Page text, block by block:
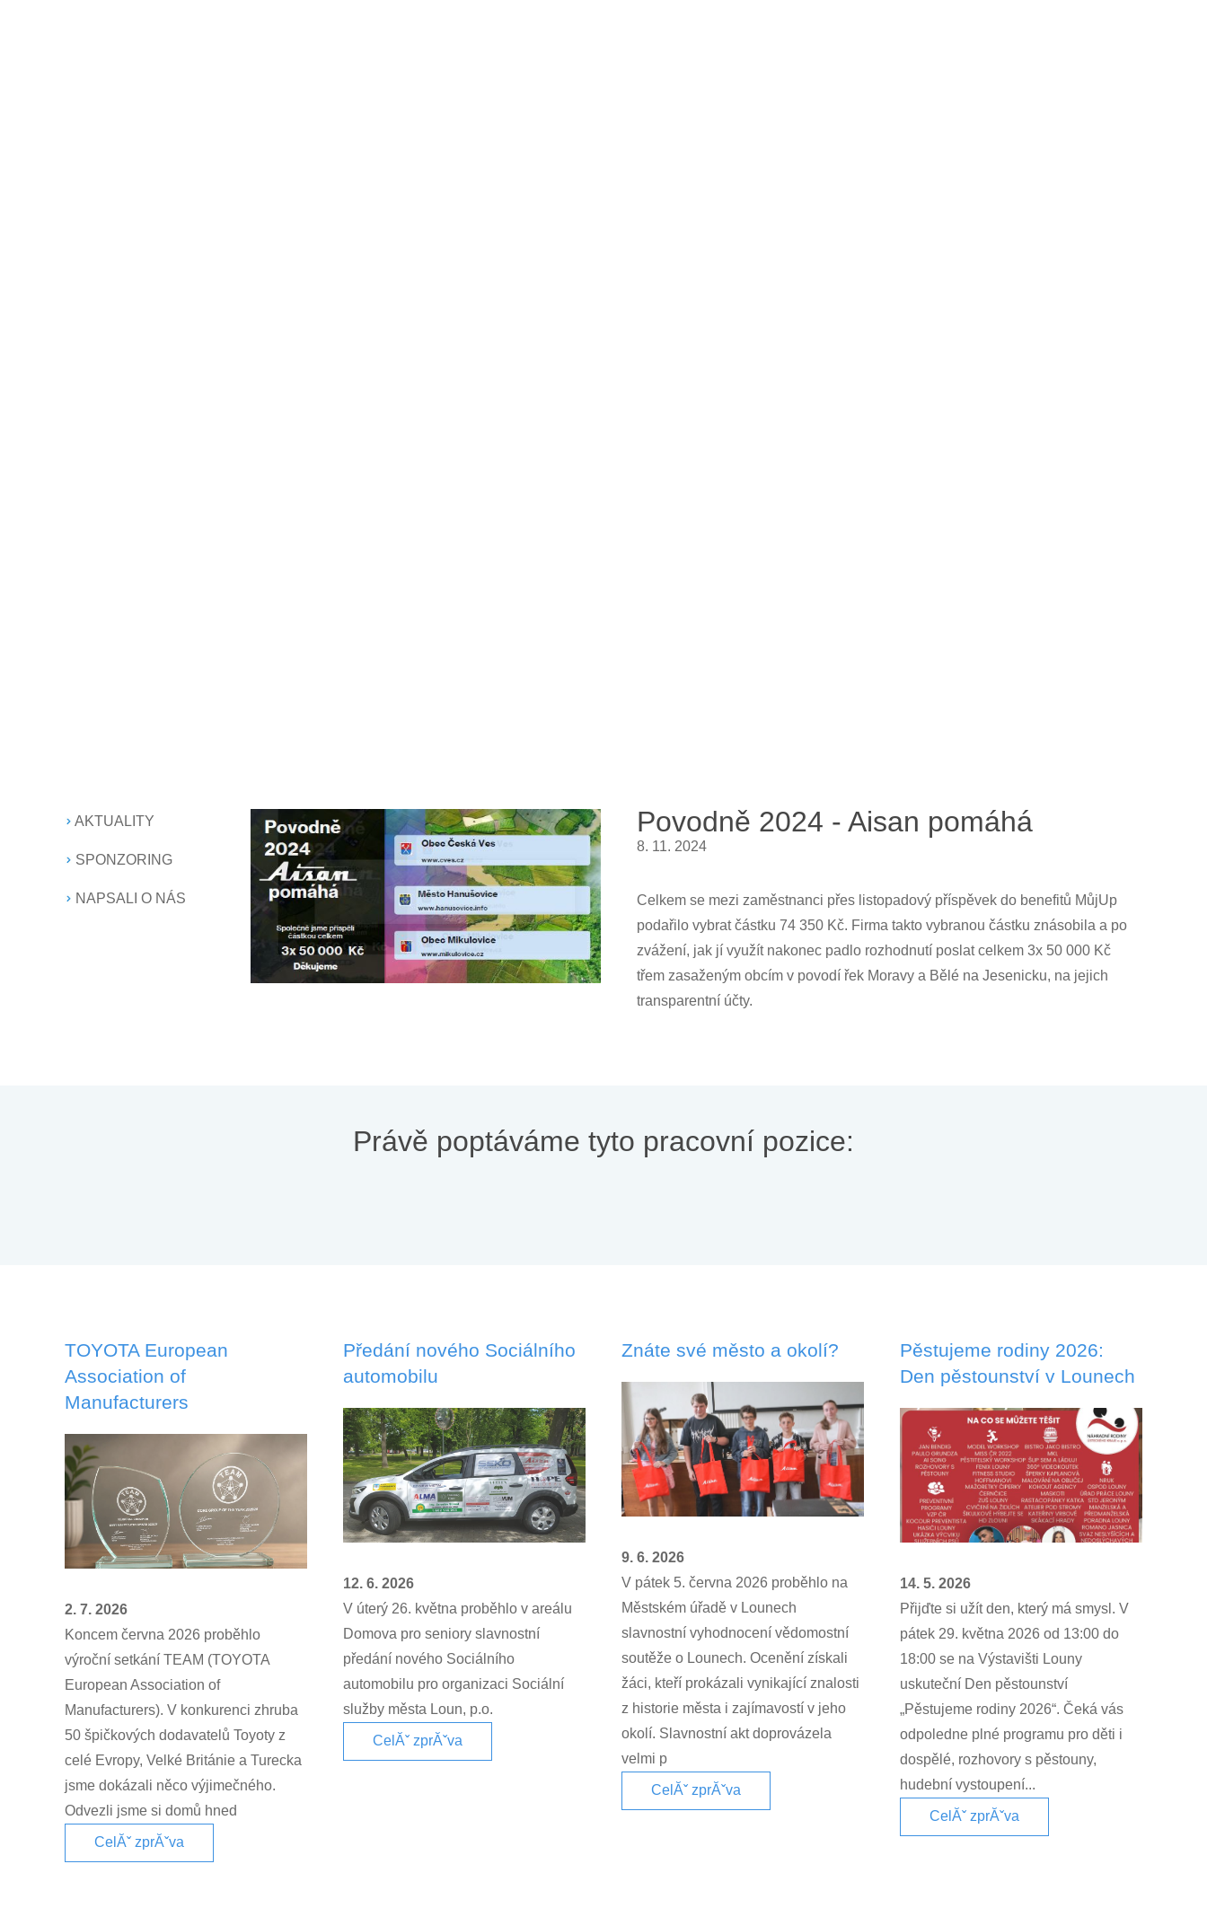
AKTUALITY
SPONZORING
NAPSALI O NÁS
Povodně 2024 - Aisan pomáhá
8. 11. 2024
Celkem se mezi zaměstnanci přes listopadový příspěvek do benefitů MůjUp
podařilo vybrat částku 74 350 Kč. Firma takto vybranou částku znásobila a po
zvážení, jak jí využít nakonec padlo rozhodnutí poslat celkem 3x 50 000 Kč
třem zasaženým obcím v povodí řek Moravy a Bělé na Jesenicku, na jejich
transparentní účty.
Právě poptáváme tyto pracovní pozice:
TOYOTA European
Association of
Manufacturers
2. 7. 2026
Koncem června 2026 proběhlo
výroční setkání TEAM (TOYOTA
European Association of
Manufacturers). V konkurenci zhruba
50 špičkových dodavatelů Toyoty z
celé Evropy, Velké Británie a Turecka
jsme dokázali něco výjimečného.
Odvezli jsme si domů hned
CelĂˇ zprĂˇva
Předání nového Sociálního
automobilu
12. 6. 2026
V úterý 26. května proběhlo v areálu
Domova pro seniory slavnostní
předání nového Sociálního
automobilu pro organizaci Sociální
služby města Loun, p.o.
CelĂˇ zprĂˇva
Znáte své město a okolí?
9. 6. 2026
V pátek 5. června 2026 proběhlo na
Městském úřadě v Lounech
slavnostní vyhodnocení vědomostní
soutěže o Lounech. Ocenění získali
žáci, kteří prokázali vynikající znalosti
z historie města i zajímavostí v jeho
okolí. Slavnostní akt doprovázela
velmi p
CelĂˇ zprĂˇva
Pěstujeme rodiny 2026:
Den pěstounství v Lounech
14. 5. 2026
Přijďte si užít den, který má smysl. V
pátek 29. května 2026 od 13:00 do
18:00 se na Výstavišti Louny
uskuteční Den pěstounství
„Pěstujeme rodiny 2026“. Čeká vás
odpoledne plné programu pro děti i
dospělé, rozhovory s pěstouny,
hudební vystoupení...
CelĂˇ zprĂˇva